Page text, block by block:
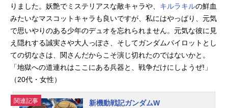
りました。妖艶でミステリアスな敵キャラや、 キルラキルの鮮血
みたいなマスコットキャラも良いですが、私にはやっぱり、元気
で思いやりのある少年のデュオを忘れられません。元気な彼に見
え隠れする誠実さや大人っぽさ、そしてガンダムパイロットとし
ての切なさは、関さんだからこそ演じ切れたのではないかと。
「地獄への道連れはここにある兵器と、戦争だけにしようぜ!」
（20代・女性）
関連記事
新機動戦記ガンダムW